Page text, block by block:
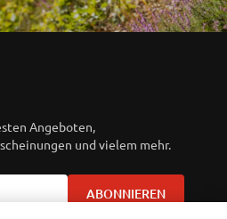
Angeboten,
und vielem mehr.
ABONNIEREN